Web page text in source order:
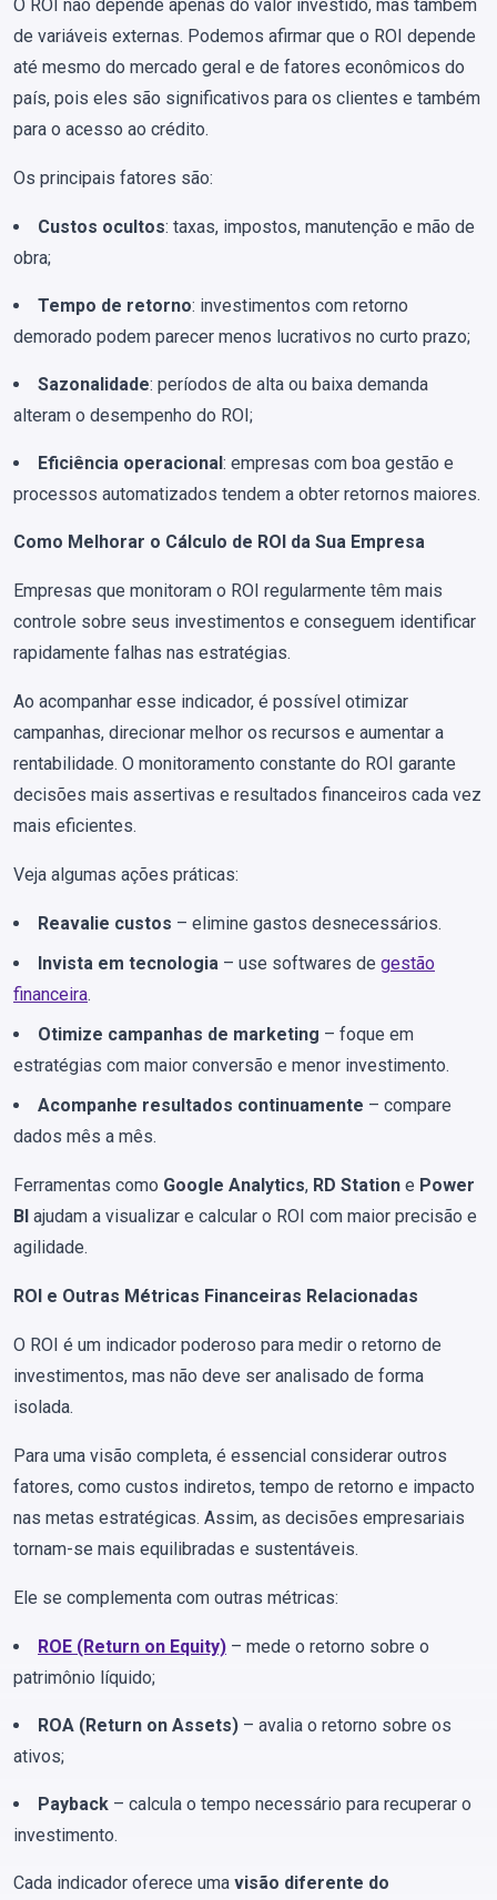
O ROI não depende apenas do valor investido, mas também
de variáveis externas. Podemos afirmar que o ROI depende
até mesmo do mercado geral e de fatores econômicos do
país, pois eles são significativos para os clientes e também
para o acesso ao crédito.
Os principais fatores são:
Custos ocultos: taxas, impostos, manutenção e mão de
obra;
Tempo de retorno: investimentos com retorno
demorado podem parecer menos lucrativos no curto prazo;
Sazonalidade: períodos de alta ou baixa demanda
alteram o desempenho do ROI;
Eficiência operacional: empresas com boa gestão e
processos automatizados tendem a obter retornos maiores.
Como Melhorar o Cálculo de ROI da Sua Empresa
Empresas que monitoram o ROI regularmente têm mais
controle sobre seus investimentos e conseguem identificar
rapidamente falhas nas estratégias.
Ao acompanhar esse indicador, é possível otimizar
campanhas, direcionar melhor os recursos e aumentar a
rentabilidade. O monitoramento constante do ROI garante
decisões mais assertivas e resultados financeiros cada vez
mais eficientes.
Veja algumas ações práticas:
Reavalie custos – elimine gastos desnecessários.
Invista em tecnologia – use softwares de gestão
financeira.
Otimize campanhas de marketing – foque em
estratégias com maior conversão e menor investimento.
Acompanhe resultados continuamente – compare
dados mês a mês.
Ferramentas como Google Analytics, RD Station e Power
BI ajudam a visualizar e calcular o ROI com maior precisão e
agilidade.
ROI e Outras Métricas Financeiras Relacionadas
O ROI é um indicador poderoso para medir o retorno de
investimentos, mas não deve ser analisado de forma
isolada.
Para uma visão completa, é essencial considerar outros
fatores, como custos indiretos, tempo de retorno e impacto
nas metas estratégicas. Assim, as decisões empresariais
tornam-se mais equilibradas e sustentáveis.
Ele se complementa com outras métricas:
ROE (Return on Equity) – mede o retorno sobre o
patrimônio líquido;
ROA (Return on Assets) – avalia o retorno sobre os
ativos;
Payback – calcula o tempo necessário para recuperar o
investimento.
Cada indicador oferece uma visão diferente do